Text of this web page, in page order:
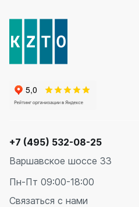
+7 (495) 532-08-25
Варшавское шоссе 33
Пн-Пт 09:00-18:00
Связаться с нами